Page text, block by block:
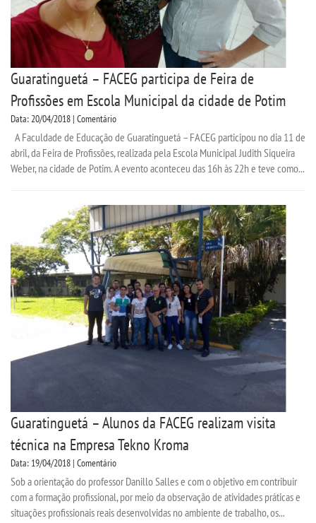
EDITAL
PUBLICAÇÕES
DESTAQUES
REVISTA CIÊNCIA CONTEMPORÂNEA
UNIESP NEWS
BOLETINS
REPOSITÓRIO
TCC
REGULAMENTOS
PPC
CPA
Guaratinguetá – FACEG participa de Feira de
Profissões em Escola Municipal da cidade de Potim
Data: 20/04/2018 | Comentário
A Faculdade de Educação de Guaratinguetá – FACEG participou no dia 11 de
abril, da Feira de Profissões, realizada pela Escola Municipal Judith Siqueira
Weber, na cidade de Potim. A evento aconteceu das 16h às 22h e teve como...
Guaratinguetá – Alunos da FACEG realizam visita
técnica na Empresa Tekno Kroma
Data: 19/04/2018 | Comentário
Sob a orientação do professor Danillo Salles e com o objetivo em contribuir
com a formação profissional, por meio da observação de atividades práticas e
situações profissionais reais desenvolvidas no ambiente de trabalho, os...